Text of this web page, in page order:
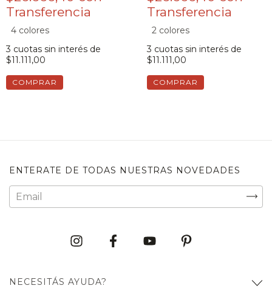
4 colores
3 cuotas sin interés de
$11.111,00
COMPRAR
2 colores
3 cuotas sin interés de
$11.111,00
COMPRAR
ENTERATE DE TODAS NUESTRAS NOVEDADES
NECESITÁS AYUDA?